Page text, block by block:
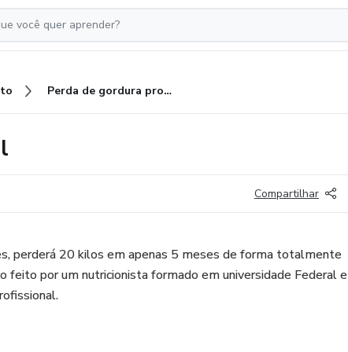
Perda de gordura profissional
Compartilhar
perderá 20 kilos em apenas 5 meses de forma totalmente
feito por um nutricionista formado em universidade Federal e